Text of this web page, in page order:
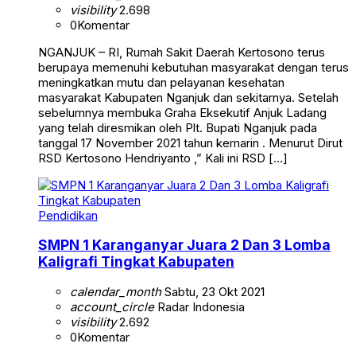
visibility2.698
0Komentar
NGANJUK – RI, Rumah Sakit Daerah Kertosono terus
berupaya memenuhi kebutuhan masyarakat dengan terus
meningkatkan mutu dan pelayanan kesehatan
masyarakat Kabupaten Nganjuk dan sekitarnya. Setelah
sebelumnya membuka Graha Eksekutif Anjuk Ladang
yang telah diresmikan oleh Plt. Bupati Nganjuk pada
tanggal 17 November 2021 tahun kemarin . Menurut Dirut
RSD Kertosono Hendriyanto ,” Kali ini RSD […]
Pendidikan
SMPN 1 Karanganyar Juara 2 Dan 3 Lomba
Kaligrafi Tingkat Kabupaten
calendar_monthSabtu, 23 Okt 2021
account_circleRadar Indonesia
visibility2.692
0Komentar